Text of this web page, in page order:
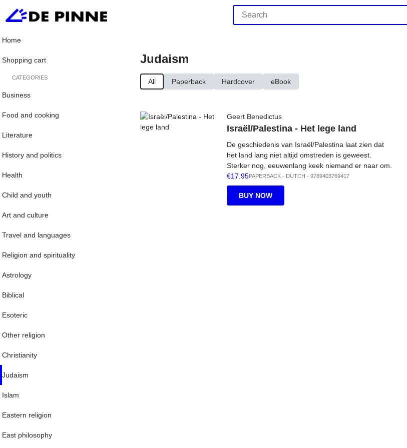
Home
Shopping cart
CATEGORIES
Business
Food and cooking
Literature
History and politics
Health
Child and youth
Art and culture
Travel and languages
Religion and spirituality
Astrology
Biblical
Esoteric
Other religion
Christianity
Judaism
Islam
Eastern religion
East philosophy
Judaism
All Paperback Hardcover eBook
Geert Benedictus
Israël/Palestina - Het lege land
De geschiedenis van Israël/Palestina laat zien dat
het land lang niet altijd omstreden is geweest.
Sterker nog, eeuwenlang keek niemand er naar om.
€17.95PAPERBACK - DUTCH - 9789403769417
BUY NOW